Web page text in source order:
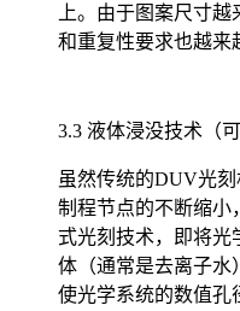
上。由于图案尺寸
和重复性要求也越来
3.3 液体浸没技术（可
虽然传统的DUV光
制程节点的不断缩小
式光刻技术，即将光
体（通常是去离子水
使光学系统的数值孔